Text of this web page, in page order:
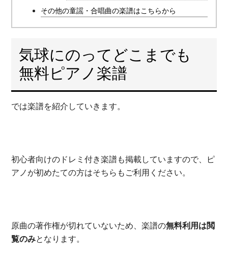
その他の童謡・合唱曲の楽譜はこちらから
気球にのってどこまでも
無料ピアノ楽譜
では楽譜を紹介していきます。
初心者向けのドレミ付き楽譜も掲載していますので、ピ
アノが初めたての方はそちらもご利用ください。
原曲の著作権が切れていないため、楽譜の無料利用は閲
覧のみとなります。